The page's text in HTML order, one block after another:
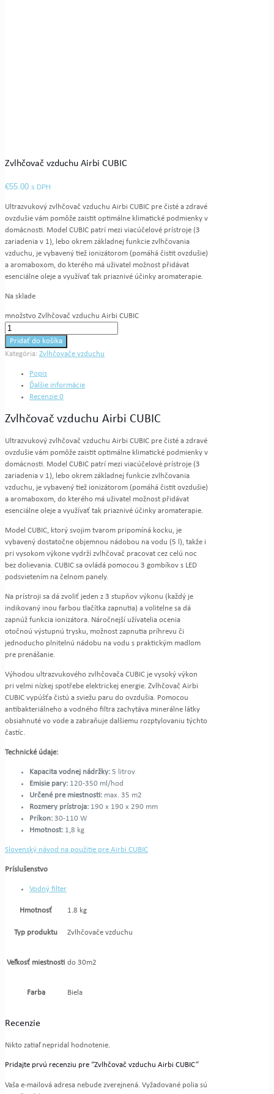
Zvlhčovač vzduchu Airbi CUBIC
€55.00 s DPH
Ultrazvukový zvlhčovač vzduchu Airbi CUBIC pre čisté a zdravé
ovzdušie vám pomôže zaistit optimálne klimatické podmienky v
domácnosti. Model CUBIC patrí mezi viacúčelové prístroje (3
zariadenia v 1), lebo okrem základnej funkcie zvlhčovania
vzduchu, je vybavený tiež ionizátorom (pomáhá čistit ovzdušie)
a aromaboxom, do kterého má uživatel možnost přidávat
esenciálne oleje a využívať tak priaznivé účinky aromaterapie.
Na sklade
množstvo Zvlhčovač vzduchu Airbi CUBIC
Pridať do košíka
Kategória: Zvlhčovače vzduchu
Popis
Ďalšie informácie
Recenzie 0
Zvlhčovač vzduchu Airbi CUBIC
Ultrazvukový zvlhčovač vzduchu Airbi CUBIC pre čisté a zdravé
ovzdušie vám pomôže zaistit optimálne klimatické podmienky v
domácnosti. Model CUBIC patrí mezi viacúčelové prístroje (3
zariadenia v 1), lebo okrem základnej funkcie zvlhčovania
vzduchu, je vybavený tiež ionizátorom (pomáhá čistit ovzdušie)
a aromaboxom, do kterého má uživatel možnost přidávat
esenciálne oleje a využívať tak priaznivé účinky aromaterapie.
Model CUBIC, ktorý svojim tvarom pripomíná kocku, je
vybavený dostatočne objemnou nádobou na vodu (5 l), takže i
pri vysokom výkone vydrží zvlhčovač pracovat cez celú noc
bez dolievania. CUBIC sa ovládá pomocou 3 gombíkov s LED
podsvietením na čelnom panely.
Na prístroji sa dá zvoliť jeden z 3 stupňov výkonu (každý je
indikovaný inou farbou tlačítka zapnutia) a volitelne sa dá
zapnúž funkcia ionizátora. Náročnejší užívatelia ocenia
otočnoú výstupnú trysku, možnost zapnutia príhrevu či
jednoducho plnitelnú nádobu na vodu s praktickým madlom
pre prenášanie.
Výhodou ultrazvukového zvlhčovača CUBIC je vysoký výkon
pri velmi nízkej spotřebe elektrickej energie. Zvlhčovač Airbi
CUBIC vypúšťa čistú a sviežu paru do ovzdušia. Pomocou
antibakteriálneho a vodného filtra zachytáva minerálne látky
obsiahnuté vo vode a zabraňuje dalšiemu rozptylovaniu týchto
častíc.
Technické údaje:
Kapacita vodnej nádržky: 5 litrov
Emisie pary: 120-350 ml/hod
Určené pre miestnosti: max. 35 m2
Rozmery prístroja: 190 x 190 x 290 mm
Príkon: 30-110 W
Hmotnost: 1,8 kg
Slovenský návod na použitie pre Airbi CUBIC
Príslušenstvo
Vodný filter
Hmotnosť 1.8 kg
Typ produktu Zvlhčovače vzduchu
Veľkosť miestnosti do 30m2
Farba Biela
Recenzie
Nikto zatiaľ nepridal hodnotenie.
Pridajte prvú recenziu pre “Zvlhčovač vzduchu Airbi CUBIC”
Vaša e-mailová adresa nebude zverejnená. Vyžadované polia sú